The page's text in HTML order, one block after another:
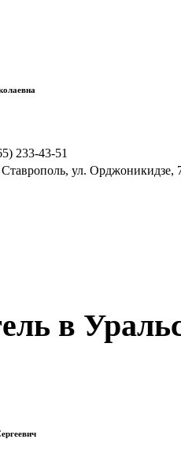
233-43-51
Ставрополь, ул. Орджоникидзе,
в